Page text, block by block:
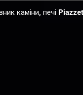
каміни, печі